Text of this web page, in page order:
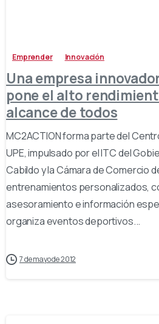
Emprender Innovación
Una empresa
pone el alto
alcance de todos
MC2ACTION forma parte del
UPE, impulsado por el ITC del
Cabildo y la Cámara de Comercio
entrenamientos personalizados,
asesoramiento e información
organiza eventos deportivos...
7 de mayo de 2012